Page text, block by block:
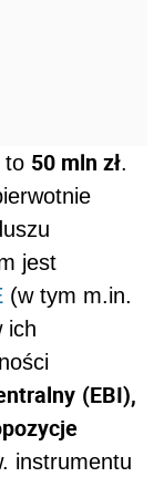
to 50 mln zł.
jest
(w tym m.in.
ich
(EBI),
instrumentu